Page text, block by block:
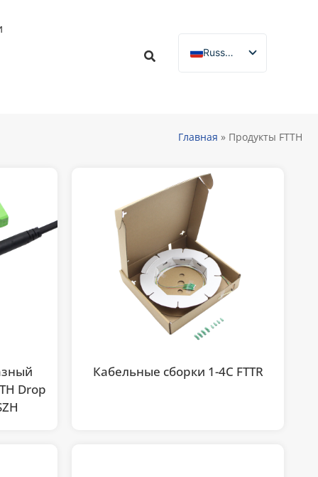
Russian
English
German
Главная » Продукты FTTH
Drop
Кабельные сборки 1-4C FTTR